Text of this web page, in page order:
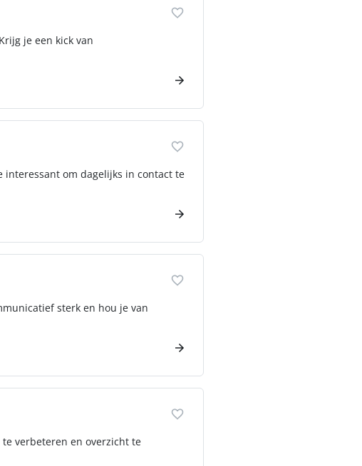
je een kick van
interessant om dagelijks in contact te
sterk en hou je van
verbeteren en overzicht te